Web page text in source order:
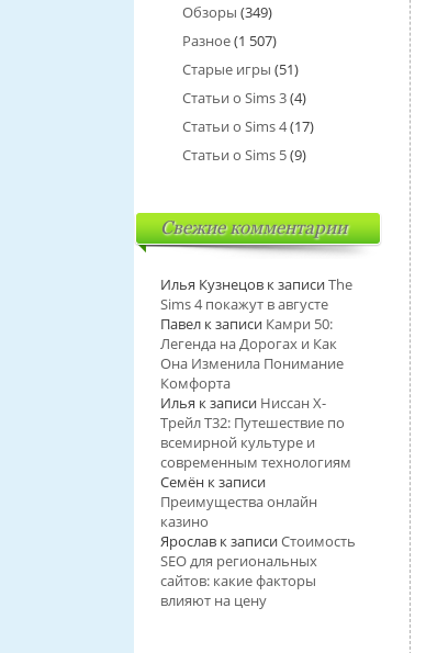
Обзоры (349)
Разное(1 507)
Старые игры (51)
Статьи о Sims 3(4)
Статьи о Sims 4(17)
Статьи о Sims 5(9)
Свежие комментарии
Илья Кузнецов к записиThe
Sims 4 покажут в августе
Павел к записи Камри 50:
Легенда на Дорогах и Как
Она Изменила Понимание
Комфорта
Илья к записи Ниссан Х-
Трейл T32: Путешествие по
всемирной культуре и
современным технологиям
Семён к записи
Преимущества онлайн
казино
Ярослав к записиСтоимость
SEO для региональных
сайтов: какие факторы
влияют на цену